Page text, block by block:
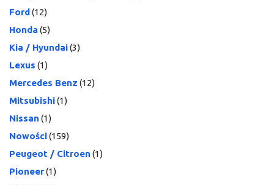
Ford(12)
Honda (5)
Kia / Hyundai(3)
Lexus (1)
Mercedes Benz (12)
Mitsubishi(1)
Nissan (1)
Nowości(159)
Peugeot / Citroen (1)
Pioneer(1)